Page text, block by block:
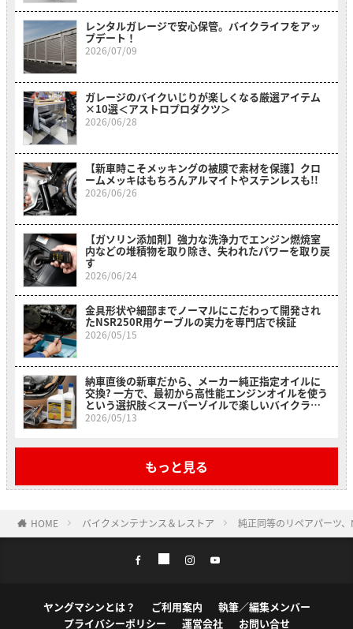
レンタルガレージで安心保管。バイクライフをアッ
プデート！
2026/07/09
ガレージのバイクいじりが楽しくなる厳選アイテム
×10選＜アストロプロダクツ＞
2026/06/28
【新車時こそメッキングの被膜で素材を保護】クロ
ームメッキはもちろんアルマイトやステンレスも!!
2026/06/26
【ガソリン添加剤】強力な洗浄力でエンジン燃焼室
内などの堆積物を取り除き、失われたパワーを取り戻
す
2026/06/24
金具形状や細部までノーマルにこだわって開発され
たNSR250R用ケーブルの実力を専門店で検証
2026/05/15
納車直後の新車だから、メーカー純正指定オイルに
交換? 一方で、最初から高性能エンジンオイルを使う
という選択肢＜スーパーゾイルで楽しいバイクライ
フ＞
2026/05/13
もっと見る
HOME バイクメンテナンス＆レストア 純正同等のリペアパーツ
ヤングマシンとは？ ご利用案内
執筆／編集メンバー
プライバシーポリシー
運営会社 お問い合せ